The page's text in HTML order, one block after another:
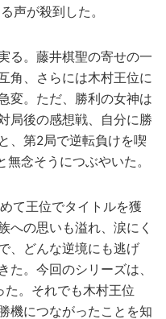
声が殺到した。
る。藤井棋聖の寄せの一
角、さらには木村王位に
変。ただ、勝利の女神は
局後の感想戦、自分に勝
、第2局で逆転負けを喫
念そうにつぶやいた。
て王位でタイトルを獲
への思いも溢れ、涙にく
、どんな逆境にも逃げ
た。今回のシリーズは、
。それでも木村王位
機につながったことを知